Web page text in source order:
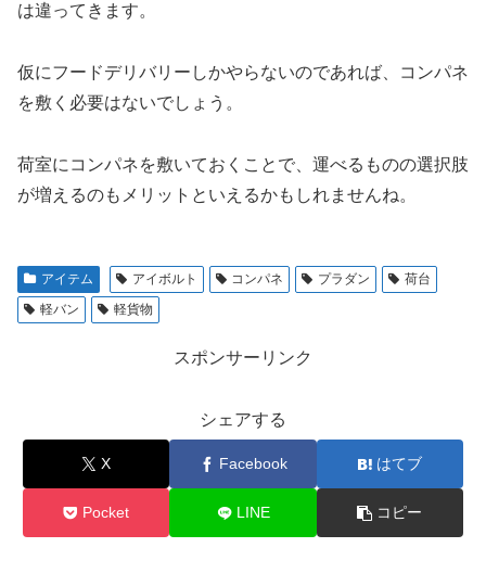
は違ってきます。
仮にフードデリバリーしかやらないのであれば、コンパネ
を敷く必要はないでしょう。
荷室にコンパネを敷いておくことで、運べるものの選択肢
が増えるのもメリットといえるかもしれませんね。
アイテム アイボルト コンパネ プラダン
荷台
軽バン
軽貨物
スポンサーリンク
シェアする
X Facebook はてブ
Pocket LINE コピー